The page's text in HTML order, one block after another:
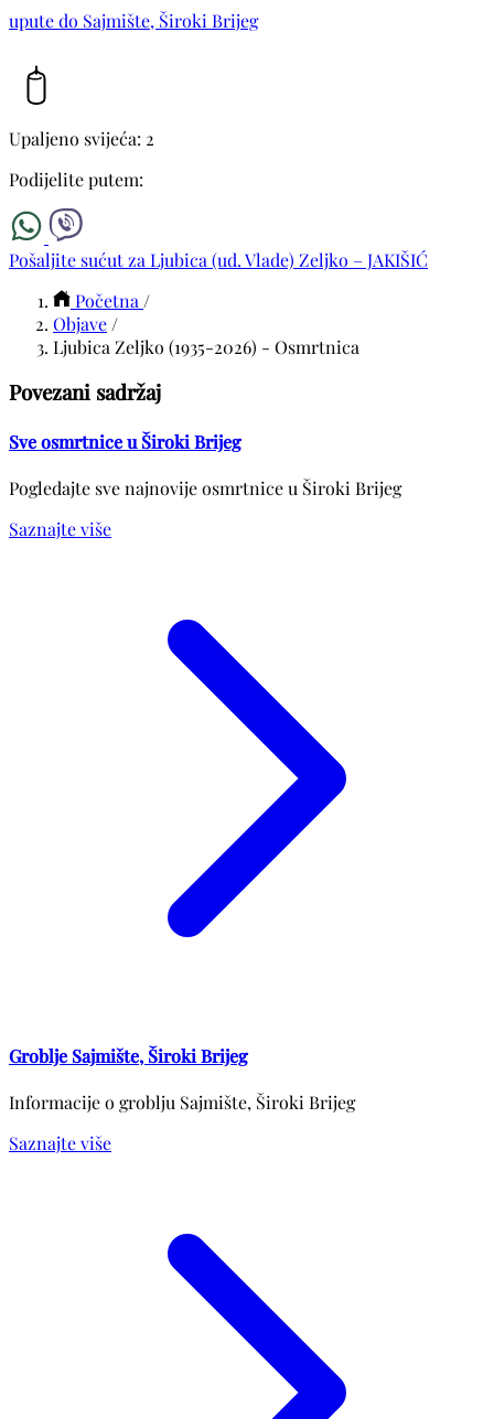
upute do Sajmište, Široki Brijeg
Upaljeno svijeća: 2
Podijelite putem:
Pošaljite sućut za Ljubica (ud. Vlade) Zeljko – JAKIŠIĆ
Početna /
Objave /
Ljubica Zeljko (1935-2026) - Osmrtnica
Povezani sadržaj
Sve osmrtnice u Široki Brijeg
Pogledajte sve najnovije osmrtnice u Široki Brijeg
Saznajte više
Groblje Sajmište, Široki Brijeg
Informacije o groblju Sajmište, Široki Brijeg
Saznajte više